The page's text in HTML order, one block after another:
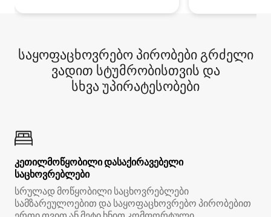
საყოფაცხოვრებო პირობები გრძელი
ვადით სტუმრობისთვის და
სხვა უპირატესობები
კეთილმოწყობილი დასაქირავებელი
საცხოვრებლები
სრულად მოწყობილი საცხოვრებლები
სამზარეულოებით და საყოფაცხოვრებო პირობებით